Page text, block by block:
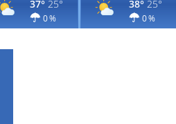
37° 25°
0 %
38° 25°
0 %